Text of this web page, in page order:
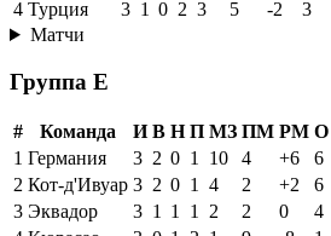
4 Турция 3 1 0 2 3 5 -2
3
Матчи
Группа E
# Команда И В Н П МЗ ПМ РМ О
1 Германия 3 2 0 1 10 4 +6
6
2 Кот-д'Ивуар 3 2 0 1 4 2 +2
6
3 Эквадор 3 1 1 1 2 2 0
4